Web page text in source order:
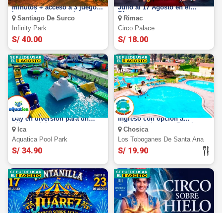
minutos + acceso a 3 juegos
interactivos + garra humana.
un fascinante viaje bajo el
mar, lleno de colores,
misterios y más
Santiago De Surco
Infinity Park
S/ 40.00
Julio al 17 Agosto en el
Rímac
Rimac
Circo Palace
S/ 18.00
Aquatica Pool Park Ica: Full
Day en diversión para un
niño o adulto
Ica
Aquatica Pool Park
S/ 34.90
Toboganes de Santa Ana:
Ingreso con opción a
almuerzo. Lunes a Domingo.
Chosica
Chosica
Los Toboganes De Santa Ana
S/ 19.90